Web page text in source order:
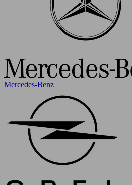
Mercedes-Benz